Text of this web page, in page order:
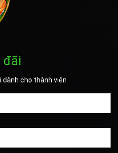
đãi
dành cho thành viên